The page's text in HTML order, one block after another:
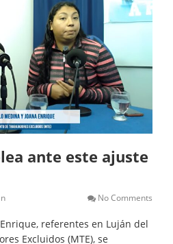
ante este ajuste
No Comments
referentes en Luján del
Excluidos (MTE), se